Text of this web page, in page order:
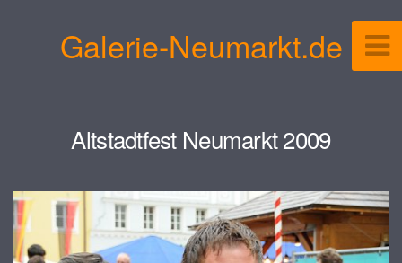
Galerie-Neumarkt.de
Altstadtfest Neumarkt 2009